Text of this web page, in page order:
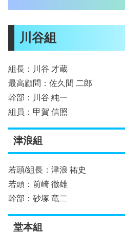
川谷組
組長：川谷 才蔵
最高顧問：佐久間 二郎
幹部：川谷 純一
組員：甲賀 信照
津浪組
若頭/組長：津浪 祐史
若頭：前崎 徹雄
幹部：砂塚 竜二
堂本組